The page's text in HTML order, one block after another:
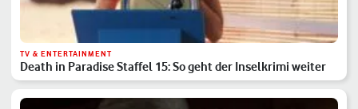
TV & ENTERTAINMENT
Death in Paradise Staffel 15: So geht der Inselkrimi weiter